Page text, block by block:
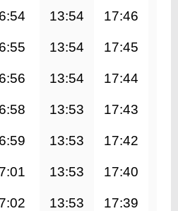
13:54 17:46
13:54 17:45
13:54 17:44
13:53 17:43
13:53 17:42
13:53 17:40
13:53 17:39